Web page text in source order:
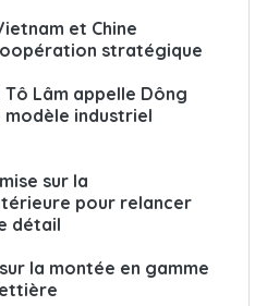
et Chine
stratégique
Lâm appelle Dông
modèle industriel
sur la
pour relancer
détail
la montée en gamme